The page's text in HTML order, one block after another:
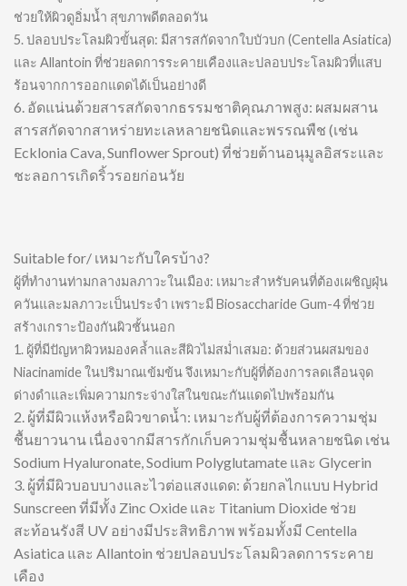
ช่วยให้ผิวดูอิ่มน้ำ สุขภาพดีตลอดวัน
5. ปลอบประโลมผิวขั้นสุด: มีสารสกัดจากใบบัวบก (Centella Asiatica)
และ Allantoin ที่ช่วยลดการระคายเคืองและปลอบประโลมผิวที่แสบ
ร้อนจากการออกแดดได้เป็นอย่างดี
6. อัดแน่นด้วยสารสกัดจากธรรมชาติคุณภาพสูง: ผสมผสาน
สารสกัดจากสาหร่ายทะเลหลายชนิดและพรรณพืช (เช่น
Ecklonia Cava, Sunflower Sprout) ที่ช่วยต้านอนุมูลอิสระและ
ชะลอการเกิดริ้วรอยก่อนวัย
Suitable for/ เหมาะกับใครบ้าง?
ผู้ที่ทำงานท่ามกลางมลภาวะในเมือง: เหมาะสำหรับคนที่ต้องเผชิญฝุ่น
ควันและมลภาวะเป็นประจำ เพราะมี Biosaccharide Gum-4 ที่ช่วย
สร้างเกราะป้องกันผิวชั้นนอก
1. ผู้ที่มีปัญหาผิวหมองคล้ำและสีผิวไม่สม่ำเสมอ: ด้วยส่วนผสมของ
Niacinamide ในปริมาณเข้มข้น จึงเหมาะกับผู้ที่ต้องการลดเลือนจุด
ด่างดำและเพิ่มความกระจ่างใสในขณะกันแดดไปพร้อมกัน
2. ผู้ที่มีผิวแห้งหรือผิวขาดน้ำ: เหมาะกับผู้ที่ต้องการความชุ่ม
ชื้นยาวนาน เนื่องจากมีสารกักเก็บความชุ่มชื้นหลายชนิด เช่น
Sodium Hyaluronate, Sodium Polyglutamate และ Glycerin
3. ผู้ที่มีผิวบอบบางและไวต่อแสงแดด: ด้วยกลไกแบบ Hybrid
Sunscreen ที่มีทั้ง Zinc Oxide และ Titanium Dioxide ช่วย
สะท้อนรังสี UV อย่างมีประสิทธิภาพ พร้อมทั้งมี Centella
Asiatica และ Allantoin ช่วยปลอบประโลมผิวลดการระคาย
เคือง